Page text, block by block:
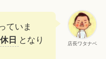
店長ワタナベ
ていま
日 となり